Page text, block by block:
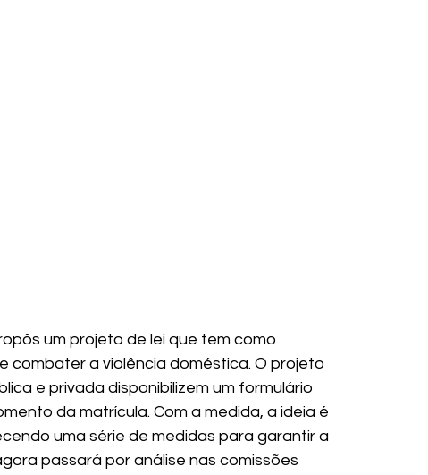
um projeto de lei que tem como
combater a violência doméstica. O projeto
e privada disponibilizem um formulário
da matrícula. Com a medida, a ideia é
uma série de medidas para garantir a
passará por análise nas comissões